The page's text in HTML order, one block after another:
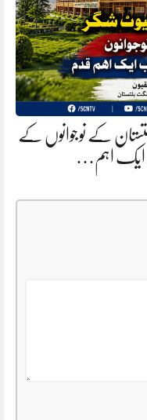
کے نوجوانوں کے
ایک اہم…